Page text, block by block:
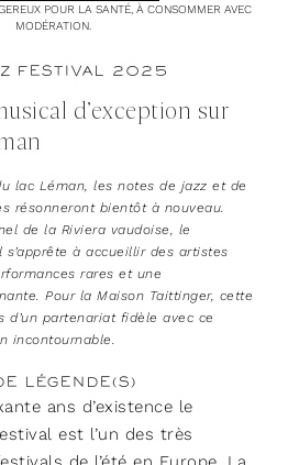
POUR LA SANTÉ, À CONSOMMER AVEC
MODÉRATION.
FESTIVAL 2025
d’exception sur
lac Léman, les notes de jazz et de
résonneront bientôt à nouveau.
de la Riviera vaudoise, le
s’apprête à accueillir des artistes
rares et une
Pour la Maison Taittinger, cette
d’un partenariat fidèle avec ce
incontournable.
LÉGENDE(S)
ans d’existence le
est l’un des très